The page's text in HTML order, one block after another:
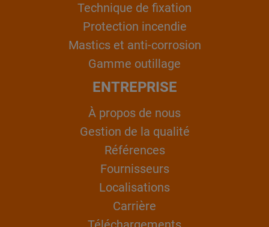
Technique de fixation
Protection incendie
Mastics et anti-corrosion
Gamme outillage
ENTREPRISE
À propos de nous
Gestion de la qualité
Références
Fournisseurs
Localisations
Carrière